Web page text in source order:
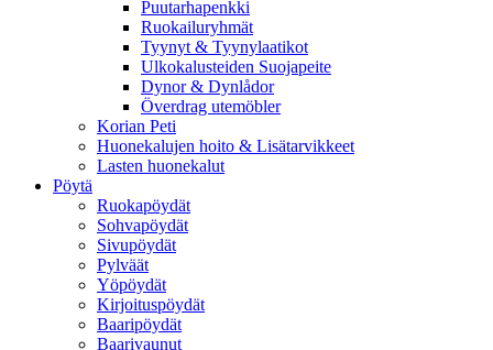
Puutarhapenkki
Ruokailuryhmät
Tyynyt & Tyynylaatikot
Ulkokalusteiden Suojapeite
Dynor & Dynlådor
Överdrag utemöbler
Korian Peti
Huonekalujen hoito & Lisätarvikkeet
Lasten huonekalut
Pöytä
Ruokapöydät
Sohvapöydät
Sivupöydät
Pylväät
Yöpöydät
Kirjoituspöydät
Baaripöydät
Baarivaunut